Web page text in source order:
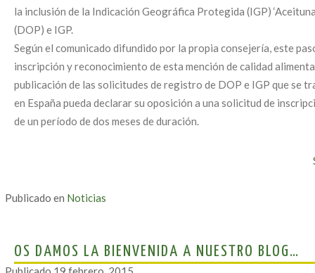
la inclusión de la Indicación Geográfica Protegida (IGP)
(DOP) e IGP.
Según el comunicado difundido por la propia consejería, este
inscripción y reconocimiento de esta mención de calidad
publicación de las solicitudes de registro de DOP e IGP que se
en España pueda declarar su oposición a una solicitud de
de un período de dos meses de duración.
Publicado en Noticias
OS DAMOS LA BIENVENIDA A NUESTRO BLOG…